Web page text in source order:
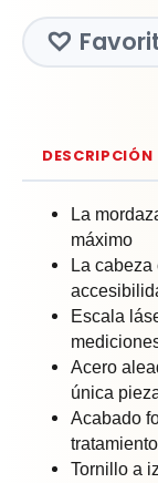
DESCRIPCIÓN
La
máximo
La
Escala
Acero
única
Acabado
Tornillo a